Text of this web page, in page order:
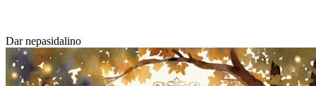
Dar nepasidalino